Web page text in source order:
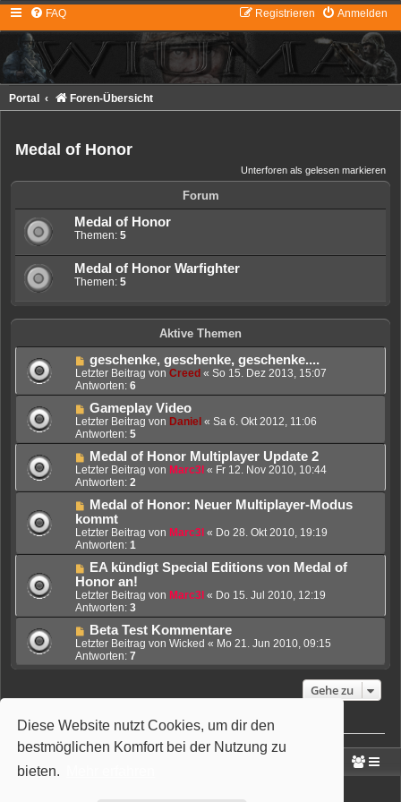
Diese Website nutzt Cookies, um dir den
bestmöglichen Komfort bei der Nutzung zu
bieten.
FAQ Anmelden
Registrieren
Portal Foren-Übersicht
Medal of Honor
Unterforen als gelesen markieren
Forum
Medal of Honor
Themen: 5
Medal of Honor Warfighter
Themen: 5
Aktive Themen
geschenke, geschenke, geschenke....
Letzter Beitrag von Creed « So 15. Dez 2013, 15:07
Antworten: 6
Gameplay Video
Letzter Beitrag von Daniel « Sa 6. Okt 2012, 11:06
Antworten: 5
Medal of Honor Multiplayer Update 2
Letzter Beitrag von Marc3l « Fr 12. Nov 2010, 10:44
Antworten: 2
Medal of Honor: Neuer Multiplayer-Modus
kommt
Letzter Beitrag von Marc3l « Do 28. Okt 2010, 19:19
Antworten: 1
EA kündigt Special Editions von Medal of
Honor an!
Letzter Beitrag von Marc3l « Do 15. Jul 2010, 12:19
Antworten: 3
Beta Test Kommentare
Letzter Beitrag von Wicked « Mo 21. Jun 2010, 09:15
Antworten: 7
Gehe zu
Wer ist online?
Mitglieder in diesem Forum: 0 Mitglieder und 1 Gast